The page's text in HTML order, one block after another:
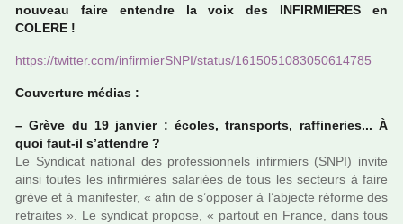
nou­veau faire enten­dre la voix des INFIRMIERES en
COLERE !
https://twit­ter.com/infir­mierSNPI/status/1615051083050614785
Couverture médias :
– Grève du 19 jan­vier : écoles, trans­ports, raf­fi­ne­ries... À
quoi faut-il s’atten­dre ?
Le Syndicat natio­nal des pro­fes­sion­nels infir­miers (SNPI) invite
ainsi toutes les infir­­miè­­res sala­­riées de tous les sec­­teurs à faire
grève et à mani­­fes­­ter, « afin de s’oppo­­ser à l’abjecte réforme des
retrai­­tes ». Le syn­di­cat pro­pose, « par­tout en France, dans tous